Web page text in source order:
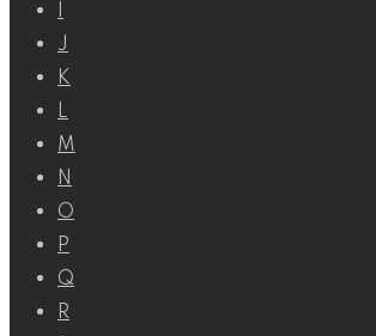
J
K
L
M
N
O
P
Q
R